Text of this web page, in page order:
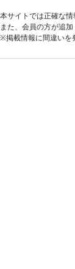
本サイトでは正確な
また、会員の方が追
※掲載情報に間違いを